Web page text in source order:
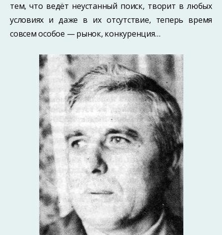
тем, что ведёт неустанный поиск, творит в любых
условиях и даже в их отсутствие, теперь время
совсем особое — рынок, конкуренция…